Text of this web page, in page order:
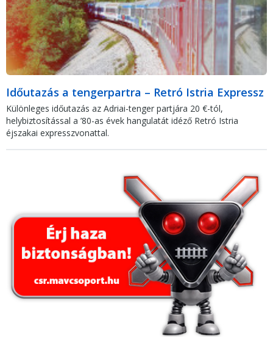
Időutazás a tengerpartra – Retró Istria Expressz
Különleges időutazás az Adriai-tenger partjára 20 €-tól,
helybiztosítással a ’80-as évek hangulatát idéző Retró Istria
éjszakai expresszvonattal.